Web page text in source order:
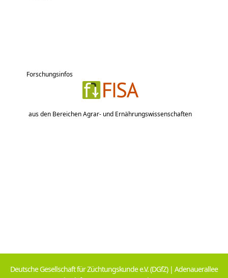
Forschungsinfos
aus den Bereichen Agrar- und Ernährungswissenschaften
Deutsche Gesellschaft für Züchtungskunde e.V. (DGfZ) | Adenauerallee